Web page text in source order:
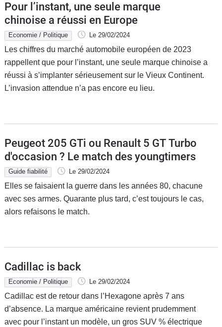
Pour l’instant, une seule marque
chinoise a réussi en Europe
Economie / Politique Le 29/02/2024
Les chiffres du marché automobile européen de 2023
rappellent que pour l’instant, une seule marque chinoise a
réussi à s’implanter sérieusement sur le Vieux Continent.
L’invasion attendue n’a pas encore eu lieu.
Peugeot 205 GTi ou Renault 5 GT Turbo
d'occasion ? Le match des youngtimers
Guide fiabilité Le 29/02/2024
Elles se faisaient la guerre dans les années 80, chacune
avec ses armes. Quarante plus tard, c’est toujours le cas,
alors refaisons le match.
Cadillac is back
Economie / Politique Le 29/02/2024
Cadillac est de retour dans l’Hexagone après 7 ans
d’absence. La marque américaine revient prudemment
avec pour l’instant un modèle, un gros SUV % électrique